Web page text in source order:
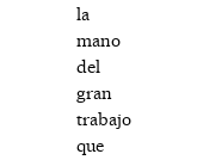
la
mano
del
gran
trabajo
que